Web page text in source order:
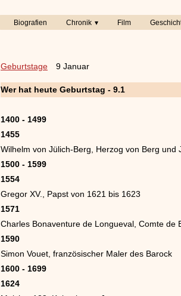
Biografien Chronik Film
Geburtstage 9 Januar
Wer hat heute Geburtstag - 9.1
1400 - 1499
1455
Wilhelm von Jülich-Berg, Herzog von Berg und
1500 - 1599
1554
Gregor XV., Papst von 1621 bis 1623
1571
Charles Bonaventure de Longueval, Comte de
1590
Simon Vouet, französischer Maler des Barock
1600 - 1699
1624